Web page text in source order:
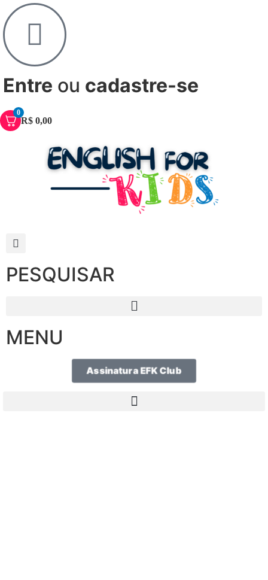
Entre ou cadastre-se
0
R$ 0,00
PESQUISAR
MENU
Assinatura EFK Club